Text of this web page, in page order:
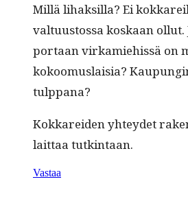
Mil­lä lihak­sil­la? Ei
val­tu­us­tossa koskaan
por­taan virkamiehissä on
kokoomus­laisia?
tulppana?
Kokkarei­den yhtey­det
lait­taa tutkintaan.
Vastaa